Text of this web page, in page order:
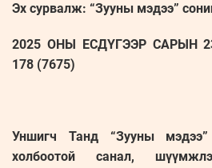
Эх сурвалж: “Зууны мэдээ”
2025 ОНЫ ЕСДҮГЭЭР САРЫН
178 (7675)
Уншигч Танд “Зууны мэдээ”
холбоотой санал,